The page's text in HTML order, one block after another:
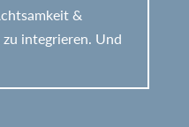
&
zu integrieren. Und